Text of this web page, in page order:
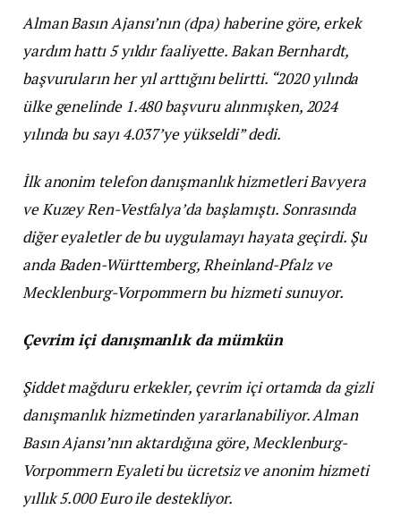
Alman Basın Ajansı’nın (dpa) haberine göre, erkek
yardım hattı 5 yıldır faaliyette. Bakan Bernhardt,
başvuruların her yıl arttığını belirtti. “2020 yılında
ülke genelinde 1.480 başvuru alınmışken, 2024
yılında bu sayı 4.037’ye yükseldi” dedi.
İlk anonim telefon danışmanlık hizmetleri Bavyera
ve Kuzey Ren-Vestfalya’da başlamıştı. Sonrasında
diğer eyaletler de bu uygulamayı hayata geçirdi. Şu
anda Baden-Württemberg, Rheinland-Pfalz ve
Mecklenburg-Vorpommern bu hizmeti sunuyor.
Çevrim içi danışmanlık da mümkün
Şiddet mağduru erkekler, çevrim içi ortamda da gizli
danışmanlık hizmetinden yararlanabiliyor. Alman
Basın Ajansı’nın aktardığına göre, Mecklenburg-
Vorpommern Eyaleti bu ücretsiz ve anonim hizmeti
yıllık 5.000 Euro ile destekliyor.